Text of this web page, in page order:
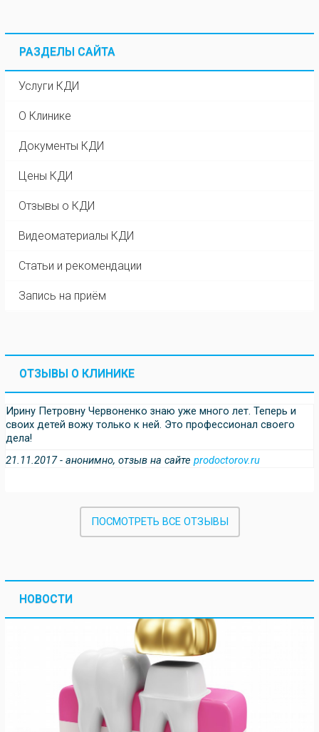
РАЗДЕЛЫ САЙТА
Услуги КДИ
О Клинике
Документы КДИ
Цены КДИ
Отзывы о КДИ
Видеоматериалы КДИ
Статьи и рекомендации
Запись на приём
ОТЗЫВЫ О КЛИНИКЕ
Ирину Петровну Червоненко знаю уже много лет. Теперь и
своих детей вожу только к ней. Это профессионал своего
дела!
21.11.2017 - анонимно, отзыв на сайте prodoctorov.ru
ПОСМОТРЕТЬ ВСЕ ОТЗЫВЫ
НОВОСТИ